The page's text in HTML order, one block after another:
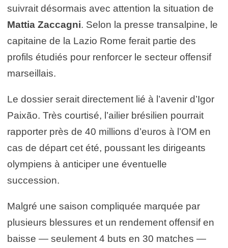
suivrait désormais avec attention la situation de
Mattia Zaccagni. Selon la presse transalpine, le
capitaine de la Lazio Rome ferait partie des
profils étudiés pour renforcer le secteur offensif
marseillais.
Le dossier serait directement lié à l’avenir d’Igor
Paixão. Très courtisé, l’ailier brésilien pourrait
rapporter près de 40 millions d’euros à l’OM en
cas de départ cet été, poussant les dirigeants
olympiens à anticiper une éventuelle
succession.
Malgré une saison compliquée marquée par
plusieurs blessures et un rendement offensif en
baisse — seulement 4 buts en 30 matches —